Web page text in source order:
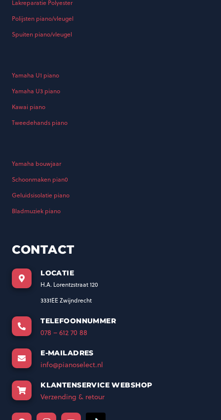
Lakreparatie Polyester
Polijsten piano/vleugel
Spuiten piano/vleugel
Yamaha U1 piano
Yamaha U3 piano
Kawai piano
Tweedehands piano
Yamaha bouwjaar
Schoonmaken pian0
Geluidsisolatie piano
Bladmuziek piano
CONTACT
LOCATIE
H.A. Lorentzstraat 120
3331EE Zwijndrecht
TELEFOONNUMMER
078 – 612 70 88
E-MAILADRES
info@pianoselect.nl
KLANTENSERVICE WEBSHOP
Verzending & retour